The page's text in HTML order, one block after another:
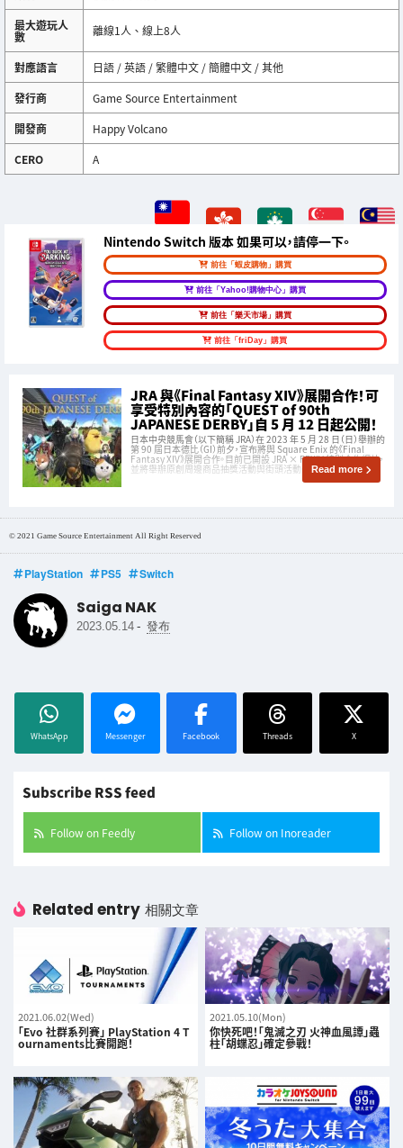
最大遊玩人
數 離線1人、線上8人
對應語言
日語 / 英語 / 繁體中文 / 簡體中文 / 其他
發行商
Game Source Entertainment
開發商
Happy Volcano
CERO
A
Nintendo Switch 版本 如果可以，請停一下。
前往「蝦皮購物」購買
前往「Yahoo!購物中心」購買
前往「樂天市場」購買
前往「friDay」購買
JRA 與《Final Fantasy XIV》展開合作！可
享受特別內容的「QUEST of 90th
JAPANESE DERBY」自 5 月 12 日起公開！
日本中央競馬會（以下簡稱 JRA）在 2023 年 5 月 28 日（日）舉辦的
第 90 屆日本德比（GI）前夕，宣布將與 Square Enix 的《Final
Fantasy XIV》展開合作。目前已開設 JRA × FFXIV 特別合作網站，
並將舉辦原創周邊商品抽獎活動與街頭活動。 Read more
© 2021 Game Source Entertainment All Right Reserved
PlayStation PS5 Switch
Saiga NAK
2023.05.14 - 發布
WhatsApp Messenger Facebook Threads X
Subscribe RSS feed
Follow on Feedly Follow on Inoreader
Related entry 相關文章
2021.06.02(Wed)
｢Evo 社群系列賽｣ PlayStation 4 T
ournaments比賽開跑！
2021.05.10(Mon)
你快死吧！「鬼滅之刃 火神血風譚」蟲
柱「胡蝶忍」確定參戰！